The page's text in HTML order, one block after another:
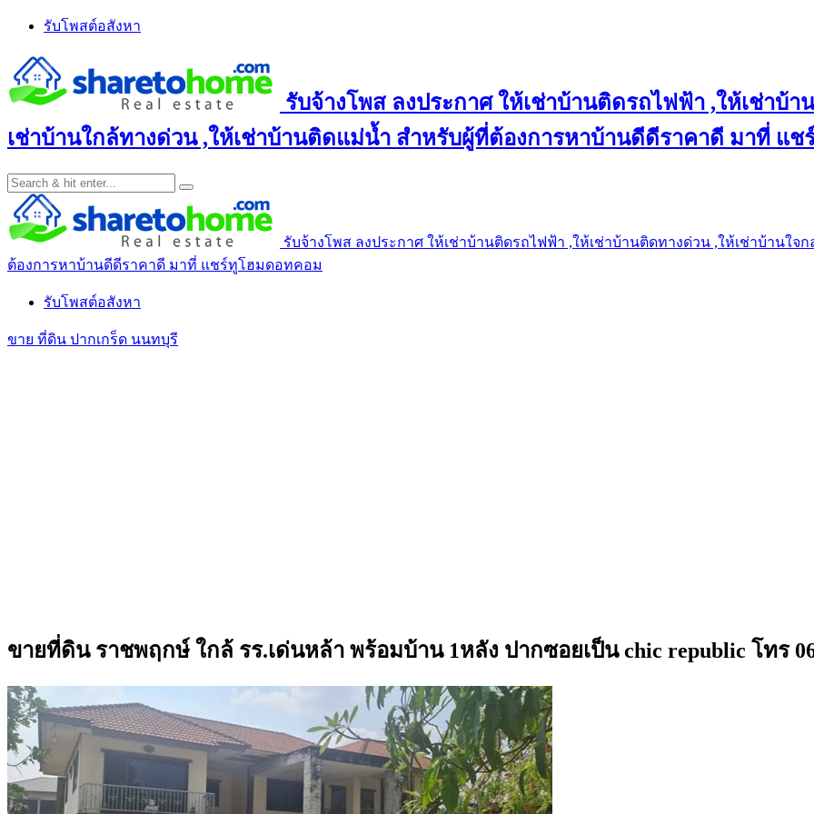
Skip
content
รับโพสต์อสังหา
รับจ้างโพส ลงประกาศ ให้เช่าบ้านติดรถไฟฟ้า ,ให้เช่าบ้า
เช่าบ้านใกล้ทางด่วน ,ให้เช่าบ้านติดแม่น้ำ สำหรับผู้ที่ต้องการหาบ้านดีดีราคาดี มาที่ แ
รับจ้างโพส ลงประกาศ ให้เช่าบ้านติดรถไฟฟ้า ,ให้เช่าบ้านติดทางด่วน ,ให้เช่าบ้านใ
ต้องการหาบ้านดีดีราคาดี มาที่ แชร์ทูโฮมดอทคอม
รับโพสต์อสังหา
ขาย ที่ดิน ปากเกร็ด นนทบุรี
ขายที่ดิน ราชพฤกษ์ ใกล้ รร.เด่นหล้า พร้อมบ้าน 1หลัง ปากซอยเป็น chic republic โทร